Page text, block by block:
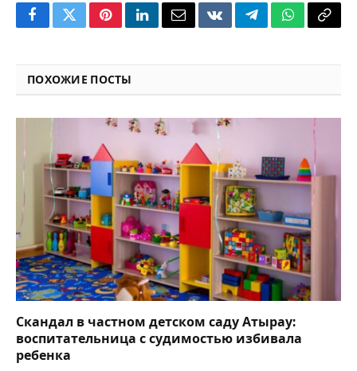
FacebookTwitterPinterestLinkedInEmailVKontakteTelegramWhatsApp
Copy
ПОХОЖИЕ ПОСТЫ
Скандал в частном детском саду Атырау:
воспитательница с судимостью избивала
ребенка